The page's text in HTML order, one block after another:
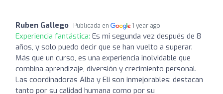
Ruben Gallego Publicada en 1 year ago
Experiencia fantástica: Es mi segunda vez después de 8
años, y solo puedo decir que se han vuelto a superar.
Más que un curso, es una experiencia inolvidable que
combina aprendizaje, diversión y crecimiento personal.
Las coordinadoras Alba y Eli son inmejorables: destacan
tanto por su calidad humana como por su